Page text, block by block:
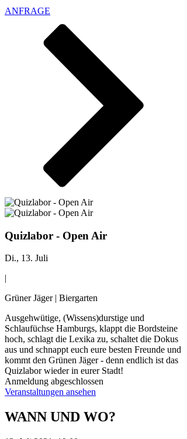
ANFRAGE
Quizlabor - Open Air
Di., 13. Juli
|
Grüner Jäger | Biergarten
Ausgehwütige, (Wissens)durstige und
Schlaufüchse Hamburgs, klappt die Bordsteine
hoch, schlagt die Lexika zu, schaltet die Dokus
aus und schnappt euch eure besten Freunde und
kommt den Grünen Jäger - denn endlich ist das
Quizlabor wieder in eurer Stadt!
Anmeldung abgeschlossen
Veranstaltungen ansehen
WANN UND WO?